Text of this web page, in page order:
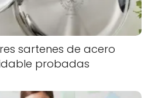
sartenes de acero
probadas